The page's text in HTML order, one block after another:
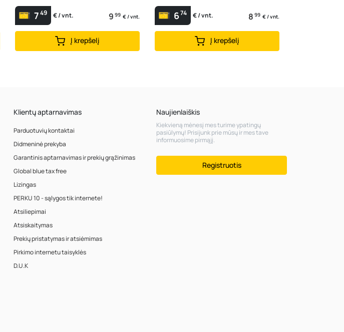
749 € / vnt. 9 99 € / vnt.
Į krepšelį
674 € / vnt. 8 99 € / vnt.
Į krepšelį
Klientų aptarnavimas
Parduotuvių kontaktai
Didmeninė prekyba
Garantinis aptarnavimas ir prekių grąžinimas
Global blue tax free
Lizingas
PERKU 10 - sąlygos tik internete!
Atsiliepimai
Atsiskaitymas
Prekių pristatymas ir atsiėmimas
Pirkimo internetu taisyklės
D.U.K
Naujienlaiškis
Kiekvieną mėnesį mes turime ypatingų
pasiūlymų! Prisijunk prie mūsų ir mes tave
informuosime pirmąjį.
Registruotis